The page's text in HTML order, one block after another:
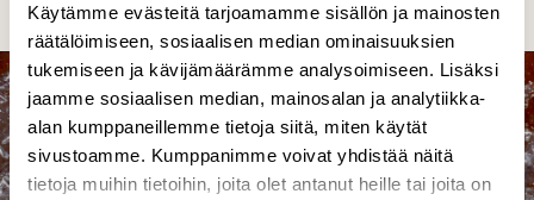
Käytämme evästeitä tarjoamamme sisällön ja mainosten
räätälöimiseen, sosiaalisen median ominaisuuksien
tukemiseen ja kävijämäärämme analysoimiseen. Lisäksi
jaamme sosiaalisen median, mainosalan ja analytiikka-
alan kumppaneillemme tietoja siitä, miten käytät
sivustoamme. Kumppanimme voivat yhdistää näitä
tietoja muihin tietoihin, joita olet antanut heille tai joita on